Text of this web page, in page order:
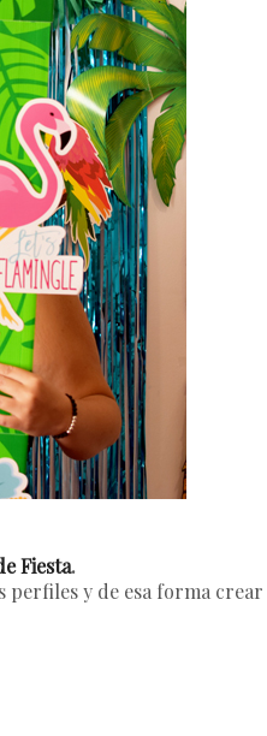
Fiesta.
perfiles y de esa forma